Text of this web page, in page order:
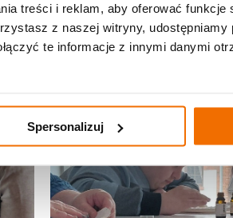
treści i reklam, aby oferować funkcje
z naszej witryny, udostępniamy
te informacje z innymi danymi
Spersonalizuj
i Raszewach.